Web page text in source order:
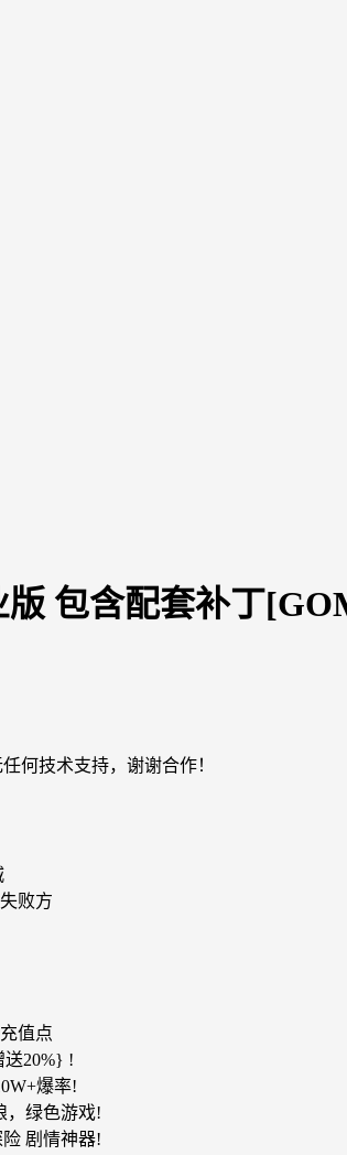
包含配套补丁
何技术支持，谢谢合作！
败方
值点
送20%} !
爆率!
，绿色游戏!
剧情神器!